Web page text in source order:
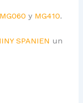
MG060 y MG410.
SPANIEN un